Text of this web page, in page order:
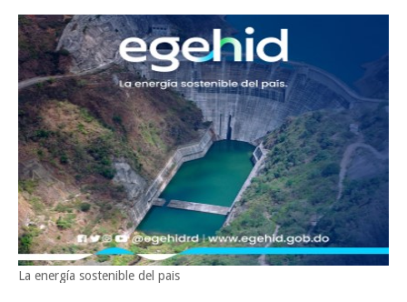
La energía sostenible del pais